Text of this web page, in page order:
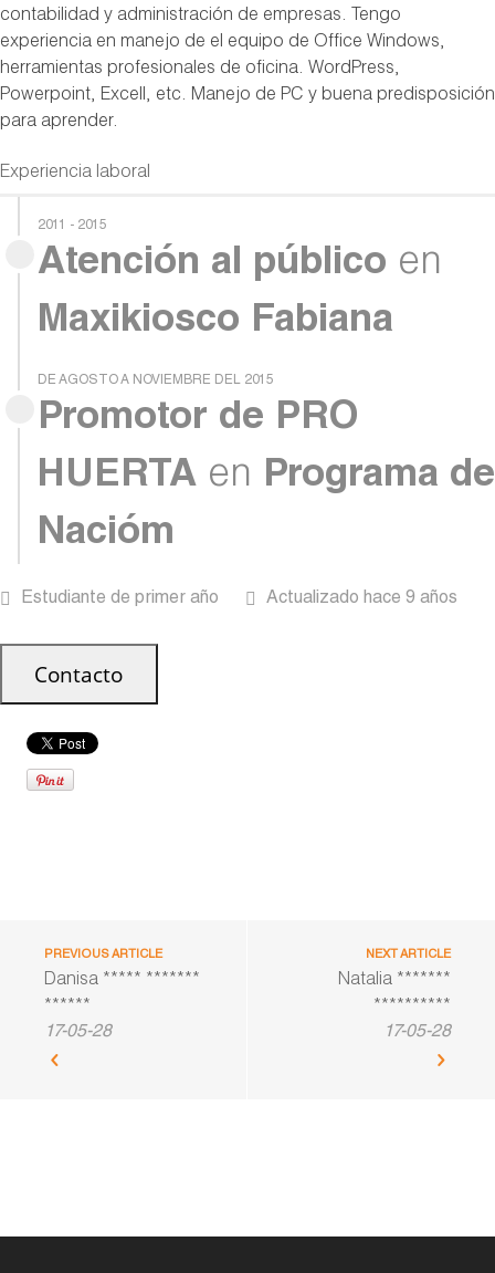
contabilidad y administración de empresas. Tengo
experiencia en manejo de el equipo de Office Windows,
herramientas profesionales de oficina. WordPress,
Powerpoint, Excell, etc. Manejo de PC y buena predisposición
para aprender.
Experiencia laboral
2011 - 2015
Atención al público en
Maxikiosco Fabiana
DE AGOSTO A NOVIEMBRE DEL 2015
Promotor de PRO
HUERTA en Programa de
Nacióm
Estudiante de primer año Actualizado hace 9 años
PREVIOUS ARTICLE
Danisa ***** *******
******
17-05-28
NEXT ARTICLE
Natalia *******
**********
17-05-28